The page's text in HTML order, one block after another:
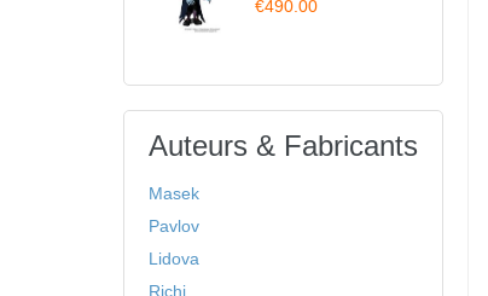
€490.00
Auteurs & Fabricants
Masek
Pavlov
Lidova
Richi